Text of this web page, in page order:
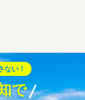
ない！
で